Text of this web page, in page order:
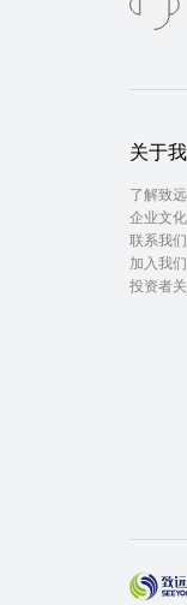
关于
了解致远
企业文化
联系我们
加入我们
投资者